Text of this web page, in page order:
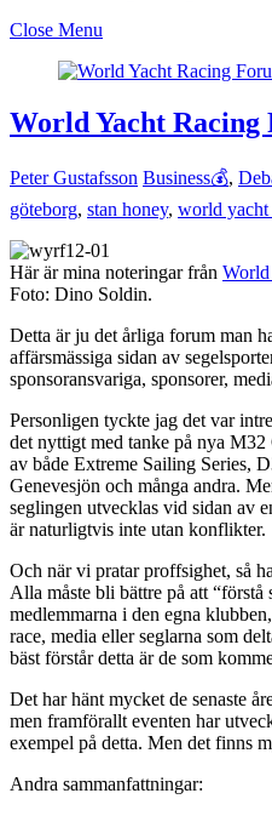
Close Menu
World Yacht Racing
Peter Gustafsson Business💰,
göteborg, stan honey, world
Här är mina noteringar från World
Foto: Dino Soldin.
Detta är ju det årliga forum man
affärsmässiga sidan av
sponsoransvariga, sponsorer,
Personligen tyckte jag det var
det nyttigt med tanke på nya
av både Extreme Sailing Series,
Genevesjön och många andra.
seglingen utvecklas vid sidan av
är naturligtvis inte utan konflikter.
Och när vi pratar proffsighet, så
Alla måste bli bättre på att “förstå
medlemmarna i den egna
race, media eller seglarna som
bäst förstår detta är de som
Det har hänt mycket de senaste
men framförallt eventen har
exempel på detta. Men det finns
Andra sammanfattningar: